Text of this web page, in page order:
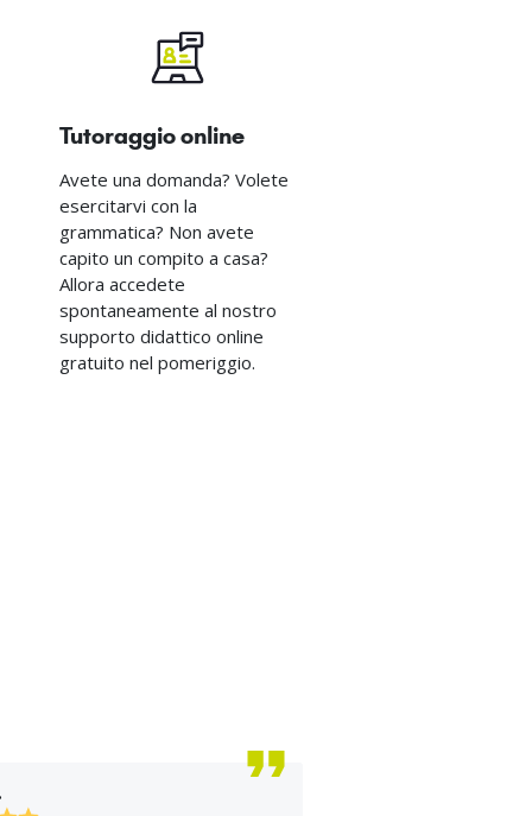
Tutoraggio online
Avete una domanda? Volete
esercitarvi con la
grammatica? Non avete
capito un compito a casa?
Allora accedete
spontaneamente al nostro
supporto didattico online
gratuito nel pomeriggio.